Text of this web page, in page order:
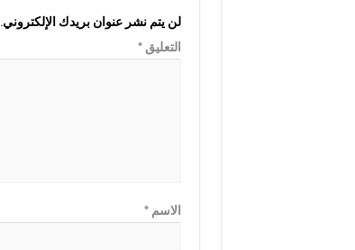
لن يتم نشر عنوان بريدك الإلكتروني.
التعليق*
الاسم*